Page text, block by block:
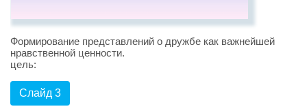
Формирование представлений о дружбе как важнейшей
нравственной ценности.
цель:
Слайд 3